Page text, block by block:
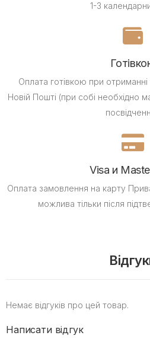
1-3
Оплата готівкою при отриманні
Новій Пошті (при собі необхідно
Visa и
Оплата замовлення на карту
можлива тільки після
Немає відгуків про цей товар.
Написати відгук